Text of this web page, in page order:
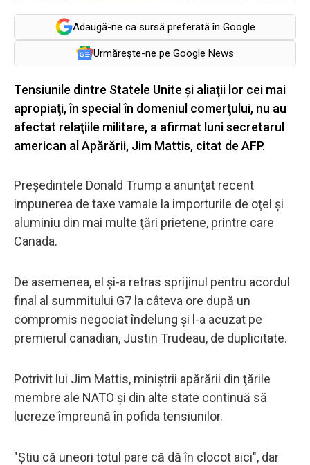
Adaugă-ne ca sursă preferată în Google
Urmărește-ne pe Google News
Tensiunile dintre Statele Unite şi aliaţii lor cei mai
apropiaţi, în special în domeniul comerţului, nu au
afectat relaţiile militare, a afirmat luni secretarul
american al Apărării, Jim Mattis, citat de AFP.
Preşedintele Donald Trump a anunţat recent
impunerea de taxe vamale la importurile de oţel şi
aluminiu din mai multe ţări prietene, printre care
Canada.
De asemenea, el şi-a retras sprijinul pentru acordul
final al summitului G7 la câteva ore după un
compromis negociat îndelung şi l-a acuzat pe
premierul canadian, Justin Trudeau, de duplicitate.
Potrivit lui Jim Mattis, miniştrii apărării din ţările
membre ale NATO şi din alte state continuă să
lucreze împreună în pofida tensiunilor.
"Ştiu că uneori totul pare că dă în clocot aici", dar